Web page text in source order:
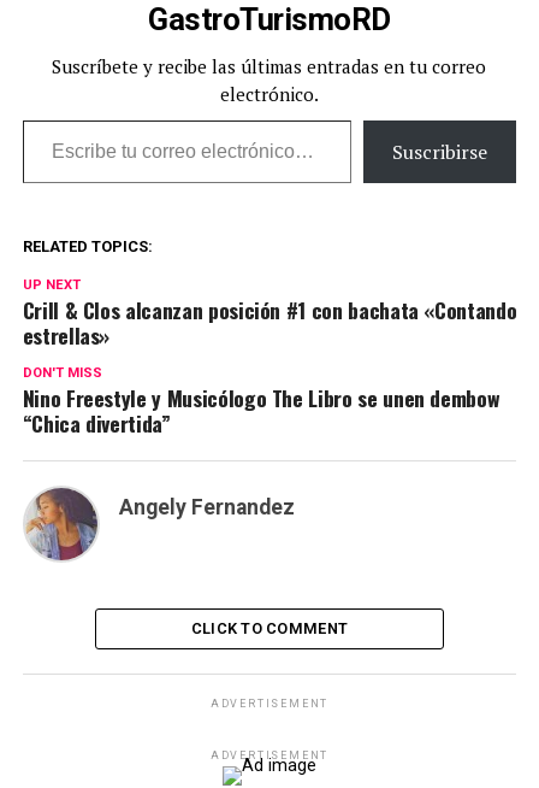
GastroTurismoRD
Suscríbete y recibe las últimas entradas en tu correo
electrónico.
Escribe tu correo electrónico…
Suscribirse
RELATED TOPICS:
UP NEXT
Crill & Clos alcanzan posición #1 con bachata «Contando
estrellas»
DON'T MISS
Nino Freestyle y Musicólogo The Libro se unen dembow
“Chica divertida”
Angely Fernandez
CLICK TO COMMENT
ADVERTISEMENT
ADVERTISEMENT